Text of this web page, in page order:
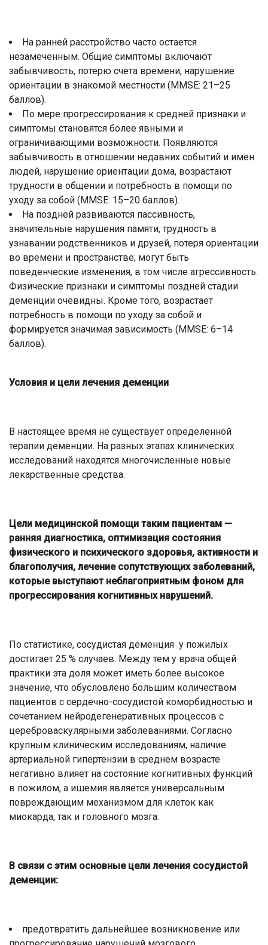
На ранней расстройство часто остается
незамеченным. Общие симптомы включают
забывчивость, потерю счета времени, нарушение
ориентации в знакомой местности (MMSE: 21–25
баллов).
По мере прогрессирования к средней признаки и
симптомы становятся более явными и
ограничивающими возможности. Появляются
забывчивость в отношении недавних событий и имен
людей, нарушение ориентации дома, возрастают
трудности в общении и потребность в помощи по
уходу за собой (MMSE: 15–20 баллов).
На поздней развиваются пассивность,
значительные нарушения памяти, трудность в
узнавании родственников и друзей, потеря ориентации
во времени и пространстве; могут быть
поведенческие изменения, в том числе агрессивность.
Физические признаки и симптомы поздней стадии
деменции очевидны. Кроме того, возрастает
потребность в помощи по уходу за собой и
формируется значимая зависимость (MMSE: 6–14
баллов).
Условия и цели лечения деменции
В настоящее время не существует определенной
терапии деменции. На разных этапах клинических
исследований находятся многочисленные новые
лекарственные средства.
Цели медицинской помощи таким пациентам —
ранняя диагностика, оптимизация состояния
физического и психического здоровья, активности и
благополучия, лечение сопутствующих заболеваний,
которые выступают неблагоприятным фоном для
прогрессирования когнитивных нарушений.
По статистике, сосудистая деменция у пожилых
достигает 25 % случаев. Между тем у врача общей
практики эта доля может иметь более высокое
значение, что обусловлено большим количеством
пациентов с сердечно-сосудистой коморбидностью и
сочетанием нейродегенеративных процессов с
цереброваскулярными заболеваниями. Согласно
крупным клиническим исследованиям, наличие
артериальной гипертензии в среднем возрасте
негативно влияет на состояние когнитивных функций
в пожилом, а ишемия является универсальным
повреждающим механизмом для клеток как
миокарда, так и головного мозга.
В связи с этим основные цели лечения сосудистой
деменции:
предотвратить дальнейшее возникновение или